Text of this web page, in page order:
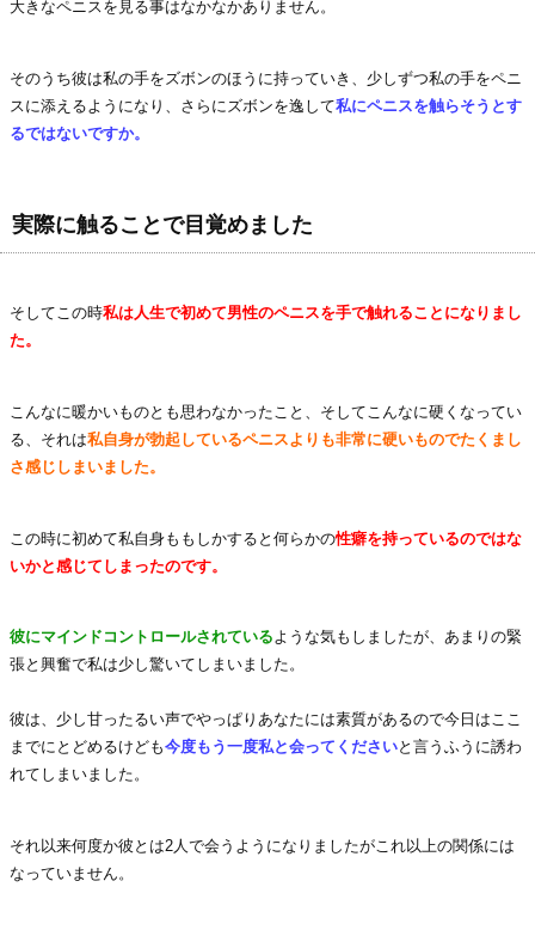
大きなペニスを見る事はなかなかありません。
そのうち彼は私の手をズボンのほうに持っていき、少しずつ私の手をペニ
スに添えるようになり、さらにズボンを逸して私にペニスを触らそうとす
るではないですか。
実際に触ることで目覚めました
そしてこの時私は人生で初めて男性のペニスを手で触れることになりまし
た。
こんなに暖かいものとも思わなかったこと、そしてこんなに硬くなってい
る、それは私自身が勃起しているペニスよりも非常に硬いものでたくまし
さ感じしまいました。
この時に初めて私自身ももしかすると何らかの性癖を持っているのではな
いかと感じてしまったのです。
彼にマインドコントロールされているような気もしましたが、あまりの緊
張と興奮で私は少し驚いてしまいました。
彼は、少し甘ったるい声でやっぱりあなたには素質があるので今日はここ
までにとどめるけども今度もう一度私と会ってくださいと言うふうに誘わ
れてしまいました。
それ以来何度か彼とは2人で会うようになりましたがこれ以上の関係には
なっていません。